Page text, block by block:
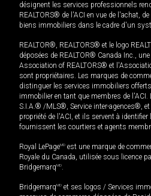
désignent les services professionnels
REALTORS® de l'ACI en vue de l'achat,
biens immobiliers dans le cadre d'un
REALTOR®, REALTORS® et le logo
déposées de REALTOR® Canada Inc.,
Association of REALTORS® et
sont propriétaires. Les marques de
distinguer les services immobiliers
immobilier en tant que membres de
S.I.A.® /MLS®, Service inter-agences®,
propriété de l'ACI, et ils servent à
fournissent les courtiers et agents
Royal LePageMD est une marque de
Royale du Canada, utilisée sous licence
BridgemarqMD.
BridgemarqMD et ses logos / Services